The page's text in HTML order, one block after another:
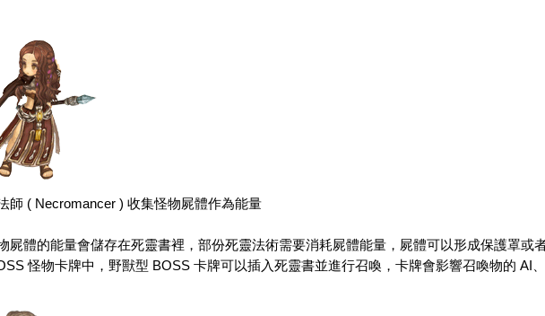
師 ( Necromancer ) 收集怪物屍體作為能量
的能量會儲存在死靈書裡，部份死靈法術需要消耗屍體能量，屍體可以形成保護罩或
怪物卡牌中，野獸型 BOSS 卡牌可以插入死靈書並進行召喚，卡牌會影響召喚物的 AI、